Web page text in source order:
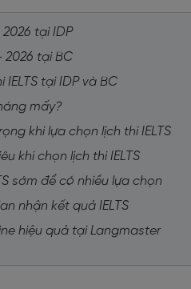
2026 tại IDP
2026 tại BC
tại IDP và BC
mấy?
khi lựa chọn lịch thi IELTS
khi chọn lịch thi IELTS
sớm để có nhiều lựa chọn
nhận kết quả IELTS
hiệu quả tại Langmaster